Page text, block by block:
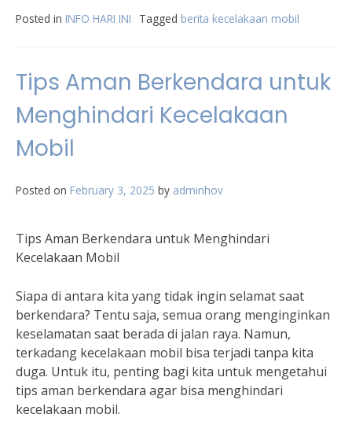
Posted in INFO HARI INI Tagged berita kecelakaan mobil
Tips Aman Berkendara untuk
Menghindari Kecelakaan
Mobil
Posted on February 3, 2025 by adminhov
Tips Aman Berkendara untuk Menghindari
Kecelakaan Mobil
Siapa di antara kita yang tidak ingin selamat saat
berkendara? Tentu saja, semua orang menginginkan
keselamatan saat berada di jalan raya. Namun,
terkadang kecelakaan mobil bisa terjadi tanpa kita
duga. Untuk itu, penting bagi kita untuk mengetahui
tips aman berkendara agar bisa menghindari
kecelakaan mobil.